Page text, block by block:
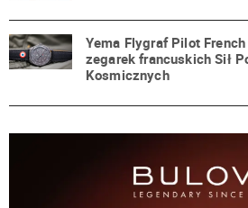
Yema Flygraf Pilot
zegarek francuskich Sił
Kosmicznych